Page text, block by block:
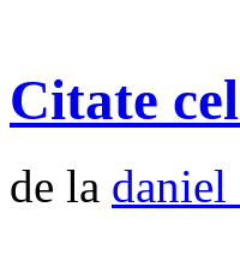
Citate
de la